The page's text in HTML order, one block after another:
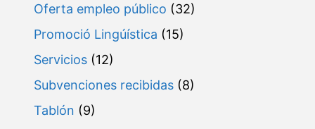
Oferta empleo público (32)
Promoció Lingúística (15)
Servicios (12)
Subvenciones recibidas (8)
Tablón (9)